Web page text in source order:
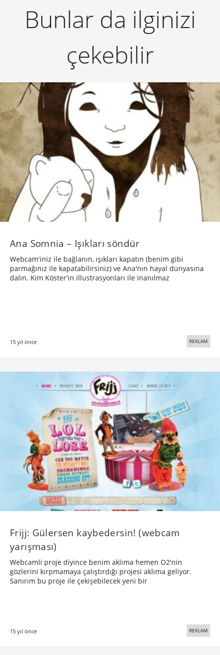
Bunlar da ilginizi
çekebilir
Ana Somnia – Işıkları söndür
Webcam'iniz ile bağlanın, ışıkları kapatın (benim gibi
parmağınız ile kapatabilirsiniz) ve Ana'nın hayal dünyasına
dalın. Kim Köster'in illustrasyonları ile inanılmaz
15 yıl önce REKLAM
Frijj: Gülersen kaybedersin! (webcam
yarışması)
Webcamli proje diyince benim aklıma hemen O2'nin
gözlerini kırpmamaya çalıştırdığı projesi aklıma geliyor.
Sanırım bu proje ile çekişebilecek yeni bir
15 yıl önce REKLAM